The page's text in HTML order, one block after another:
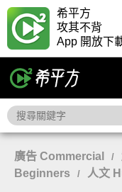
希平方
攻其不背
App 開放下
廣告 Commercial /
Beginners
/ 人文